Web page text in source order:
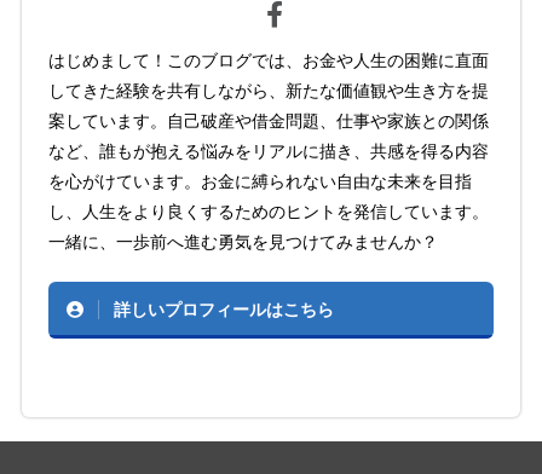
はじめまして！このブログでは、お金や人生の困難に直面
してきた経験を共有しながら、新たな価値観や生き方を提
案しています。自己破産や借金問題、仕事や家族との関係
など、誰もが抱える悩みをリアルに描き、共感を得る内容
を心がけています。お金に縛られない自由な未来を目指
し、人生をより良くするためのヒントを発信しています。
一緒に、一歩前へ進む勇気を見つけてみませんか？
詳しいプロフィールはこちら